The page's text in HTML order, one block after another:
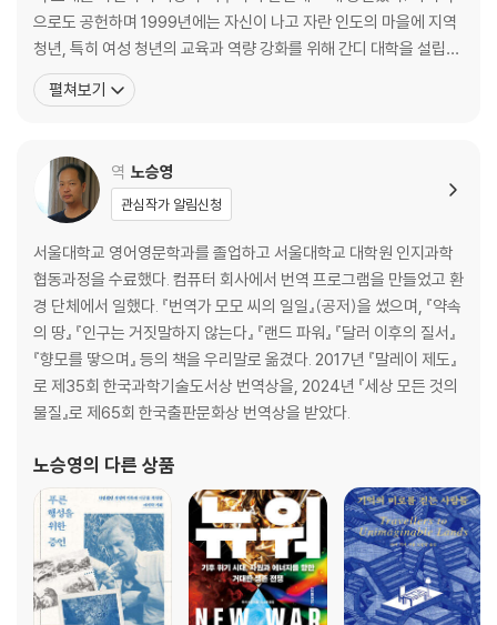
나비와 갈매기(카오스의 다른 이름)
일곱
기후는 날씨의 어머니
도구가 좋아지면 예보가 좋아진다
엘니뇨와 라니냐
3부 10억 마리 나비
열하나
열둘
마침내 등장한 10억 마리 나비(10억 마리 물고기도!)
열셋
번쩍, 쾅! 번쩍, 쾅!
으로도 공헌하며 1999년에는 자신이 나고 자란 인도의 마을에 지역
청년, 특히 여성 청년의 교육과 역량 강화를 위해 간디 대학을 설립했
다. 로스비 메달, 워커 금메달, 유엔 국제기상학상, 나사에서 민간인
에게 수여하는 최고 영예인 우수과학성취 메달을 받았다. ‘지구온난
체) 제4차 평가보고서의 핵심저자다. IPCC는 앨
펼쳐보기
역 노승영
관심작가 알림신청
서울대학교 영어영문학과를 졸업하고 서울대학교 대학원 인지과학
협동과정을 수료했다. 컴퓨터 회사에서 번역 프로그램을 만들었고 환
경 단체에서 일했다. 『번역가 모모 씨의 일일』(공저)을 썼으며, 『약속
의 땅』 『인구는 거짓말하지 않는다』 『랜드 파워』 『달러 이후의 질서』
『향모를 땋으며』 등의 책을 우리말로 옮겼다. 2017년 『말레이 제도』
로 제35회 한국과학기술도서상 번역상을, 2024년 『세상 모든 것의
물질』로 제65회 한국출판문화상 번역상을 받았다.
노승영의 다른 상품